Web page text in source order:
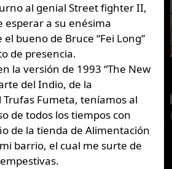
al genial Street fighter II,
esperar a su enésima
bueno de Bruce “Fei Long”
de presencia.
la versión de 1993 “The New
del Indio, de la
Fumeta, teníamos al
de todos los tiempos con
de la tienda de Alimentación
barrio, el cual me surte de